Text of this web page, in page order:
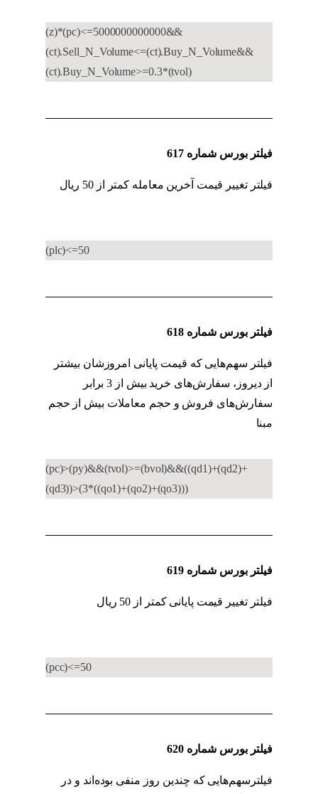
(z)*(pc)<=5000000000000&&
(ct).Sell_N_Volume<=(ct).Buy_N_Volume&&
(ct).Buy_N_Volume>=0.3*(tvol)
فیلتر بورس شماره 617
فیلتر تغییر قیمت آخرین معامله کمتر از 50 ریال
(plc)<=50
فیلتر بورس شماره 618
فیلتر سهم‌هایی که قیمت پایانی امروزشان بیشتر
از دیروز، سفارش‌های خرید بیش از 3 برابر
سفارش‌های فروش و حجم معاملات بیش از حجم
مبنا
(pc)>(py)&&(tvol)>=(bvol)&&((qd1)+(qd2)+
(qd3))>(3*((qo1)+(qo2)+(qo3)))
فیلتر بورس شماره 619
فیلتر تغییر قیمت پایانی کمتر از 50 ریال
(pcc)<=50
فیلتر بورس شماره 620
فیلترسهم‌هایی که چندین روز منفی بوده‌اند و در